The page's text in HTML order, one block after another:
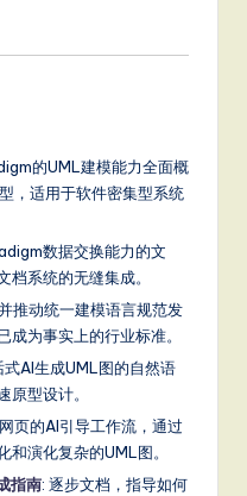
的UML建模能力全面概
，适用于软件密集型系统
数据交换能力的文
档系统的无缝集成。
推动统一建模语言规范发
成为事实上的行业标准。
式AI生成UML图的自然语
原型设计。
页的AI引导工作流，通过
和演化复杂的UML图。
指南: 逐步文档，指导如何